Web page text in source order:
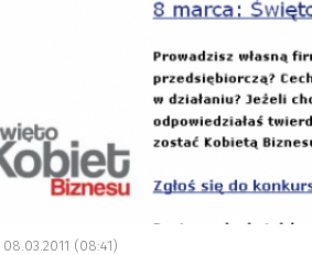
08.03.2011 (08:41)